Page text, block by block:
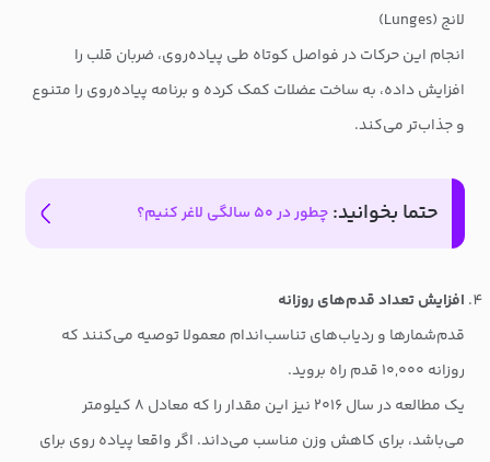
لانج (Lunges)
انجام این حرکات در فواصل کوتاه طی پیاده‌روی، ضربان قلب را
افزایش داده، به ساخت عضلات کمک کرده و برنامه پیاده‌روی را متنوع
و جذاب‌تر می‌کند.
حتما بخوانید: چطور در ۵۰ سالگی لاغر کنیم؟
افزایش تعداد قدم‌های روزانه
قدم‌شمارها و ردیاب‌های تناسب‌اندام معمولا توصیه می‌کنند که
روزانه ۱۰,۰۰۰ قدم راه بروید.
یک مطالعه در سال ۲۰۱۶ نیز این مقدار را که معادل ۸ کیلومتر
می‌باشد، برای کاهش وزن مناسب می‌داند. اگر واقعا پیاده روی برای